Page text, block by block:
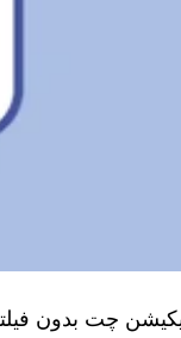
چت بدون